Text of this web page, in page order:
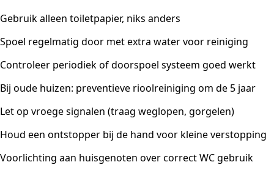
Gebruik alleen toiletpapier, niks anders
Spoel regelmatig door met extra water voor reiniging
Controleer periodiek of doorspoel systeem goed werkt
Bij oude huizen: preventieve rioolreiniging om de 5 jaar
Let op vroege signalen (traag weglopen, gorgelen)
Houd een ontstopper bij de hand voor kleine verstopping
Voorlichting aan huisgenoten over correct WC gebruik